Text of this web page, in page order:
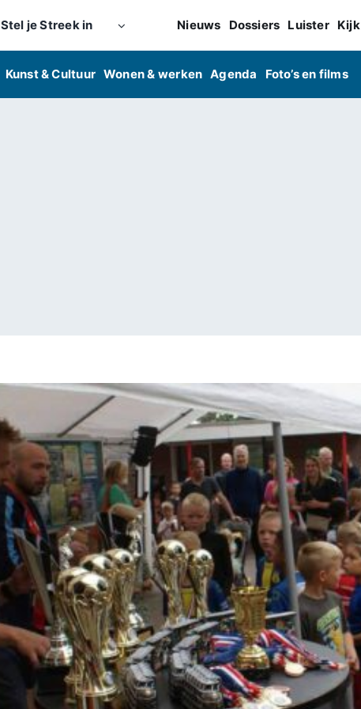
Stel je Streek in Nieuws Dossiers Luister Kijk
Kunst & Cultuur Wonen & werken Agenda Foto’s en films